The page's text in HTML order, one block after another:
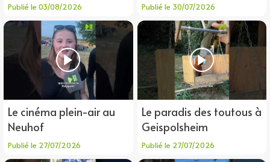
Publié le 03/08/2026 Publié le 30/07/2026
Publié le 27/07/2026
Le cinéma plein-air au
Neuhof
Publié le 27/07/2026
Le paradis des toutous à
Geispolsheim